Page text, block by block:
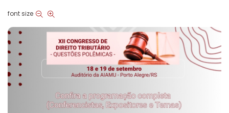
font size